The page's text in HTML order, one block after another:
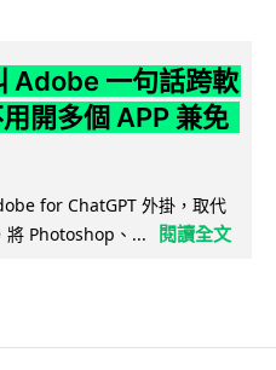
Adobe 一句話跨軟
開多個 APP 兼免
for ChatGPT 外掛，取代
將 Photoshop、...
閱讀全文